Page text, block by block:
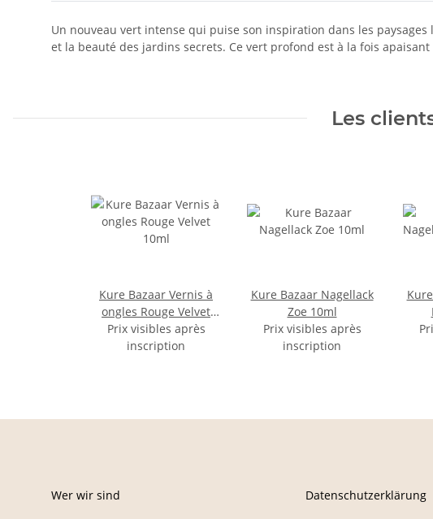
Un nouveau vert intense qui puise son inspiration dans les
et la beauté des jardins secrets. Ce vert profond est à la fois
Les
Kure Bazaar Vernis à
ongles Rouge Velvet
10ml
Prix visibles après
inscription
Kure Bazaar Nagellack
Zoe 10ml
Prix visibles après
inscription
Wer wir sind
Datenschutzerklärung